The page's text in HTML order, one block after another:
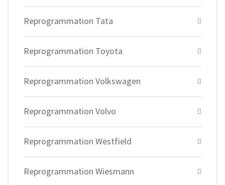
Reprogrammation Tata
Reprogrammation Toyota
Reprogrammation Volkswagen
Reprogrammation Volvo
Reprogrammation Westfield
Reprogrammation Wiesmann